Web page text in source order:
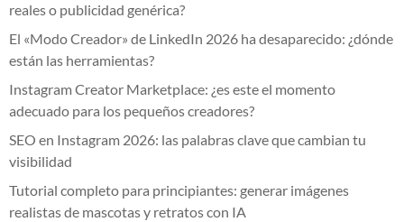
reales o publicidad genérica?
El «Modo Creador» de LinkedIn 2026 ha desaparecido: ¿dónde
están las herramientas?
Instagram Creator Marketplace: ¿es este el momento
adecuado para los pequeños creadores?
SEO en Instagram 2026: las palabras clave que cambian tu
visibilidad
Tutorial completo para principiantes: generar imágenes
realistas de mascotas y retratos con IA